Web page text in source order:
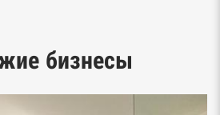
ФНС
бизнесы